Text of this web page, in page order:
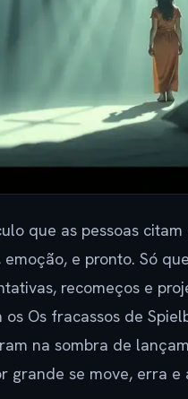
que as pessoas citam
e pronto. Só
recomeços e
Os fracassos de
na sombra de
grande se move, erra e